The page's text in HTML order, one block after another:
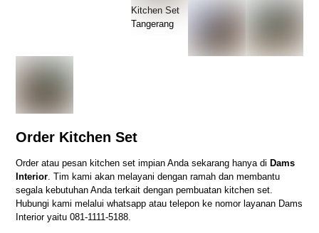
Kitchen Set
Tangerang
Order Kitchen Set
Order atau pesan kitchen set impian Anda sekarang hanya di Dams
Interior . Tim kami akan melayani dengan ramah dan membantu
segala kebutuhan Anda terkait dengan pembuatan kitchen set.
Hubungi kami melalui whatsapp atau telepon ke nomor layanan Dams
Interior yaitu081-1111-5188